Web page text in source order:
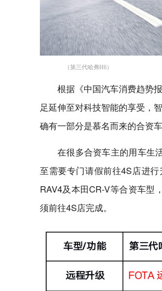
（第三代哈弗H6）
根据《中国汽车消费趋势
足延伸至对科技智能的享受，
确有一部分是慕名而来的合资
在很多合资车主的用车生
至需要专门请假前往4S店进
RAV4及本田CR-V等合资车型
须前往4S店完成。